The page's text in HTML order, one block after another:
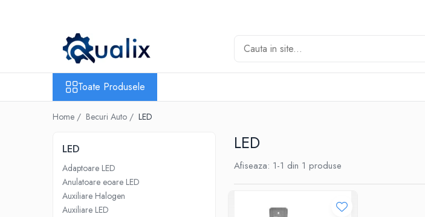
Toate Produsele
Antigel
Solutii Parbriz
Aditivi AdBlue
Adtitivi combustibil
Toate Produsele
Home / Becuri Auto / LED
LED
LED
Adaptoare LED
Anulatoare eoare LED
Auxiliare Halogen
Auxiliare LED
Afiseaza: 1-1 din 1 produse